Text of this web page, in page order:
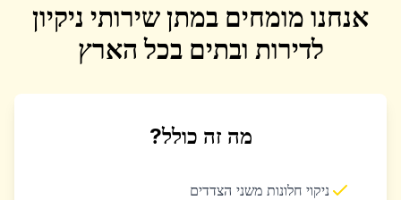
אנחנו מומחים במתן שירותי ניקיון
לדירות ובתים בכל הארץ
מה זה כולל?
ניקוי חלונות משני הצדדים